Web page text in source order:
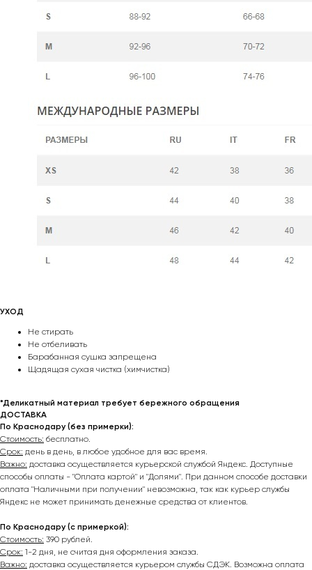
УХОД
Не стирать
Не отбеливать
Барабанная сушка запрещена
Щадящая сухая чистка (химчистка)
*Деликатный материал требует бережного обращения
ДОСТАВКА
По Краснодару (без примерки):
Стоимость: бесплатно.
Срок: день в день, в любое удобное для вас время.
Важно: доставка осуществляется курьерской службой Яндекс. Доступные
способы оплаты - "Оплата картой" и "Долями". При данном способе доставки
оплата "Наличными при получении" невозможна, так как курьер службы
Яндекс не может принимать денежные средства от клиентов.
По Краснодару (с примеркой):
Стоимость: 390 рублей.
Срок: 1-2 дня, не считая дня оформления заказа.
Важно: доставка осуществляется курьером службы СДЭК. Возможна оплата